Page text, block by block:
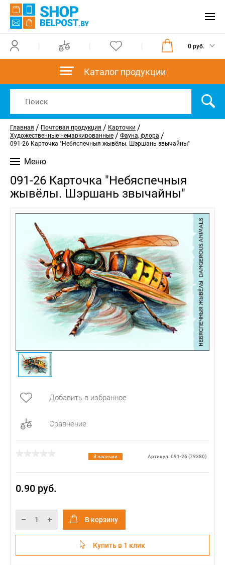
0 руб.
Каталог продукции
Главная / Почтовая продукция / Карточки /
Художественные немаркированные / Фауна, флора /
091-26 Карточка "Небяспечныя жывёлы. Шэршань звычайны"
Меню
091-26 Карточка "Небяспечныя
жывёлы. Шэршань звычайны"
Добавить в избранное
Сравнение
В наличии Артикул: 091-26 (79380)
0.90 руб.
В корзину
Купить в 1 клик